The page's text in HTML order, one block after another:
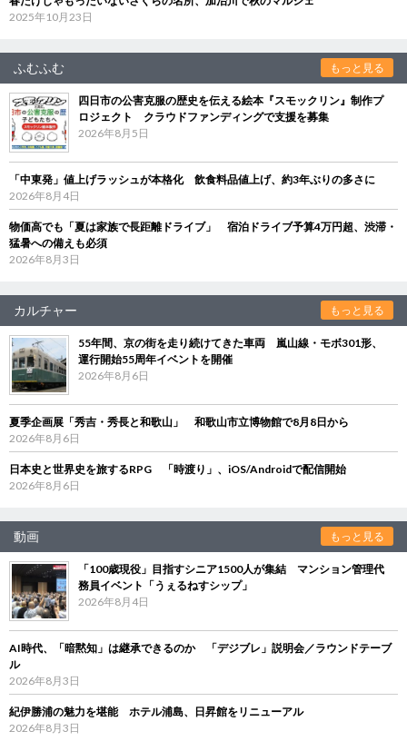
2025年10月23日
ふむふむ もっと見る
四日市の公害克服の歴史を伝える絵本『スモックリン』制作プ
ロジェクト クラウドファンディングで支援を募集
2026年8月5日
「中東発」値上げラッシュが本格化 飲食料品値上げ、約3年ぶりの多さに
2026年8月4日
物価高でも「夏は家族で長距離ドライブ」 宿泊ドライブ予算4万円超、渋滞・
猛暑への備えも必須
2026年8月3日
カルチャー もっと見る
55年間、京の街を走り続けてきた車両 嵐山線・モボ301形、
運行開始55周年イベントを開催
2026年8月6日
夏季企画展「秀吉・秀長と和歌山」 和歌山市立博物館で8月8日から
2026年8月6日
日本史と世界史を旅するRPG 「時渡り」、iOS/Androidで配信開始
2026年8月6日
動画 もっと見る
「100歳現役」目指すシニア1500人が集結 マンション管理代
務員イベント「うぇるねすシップ」
2026年8月4日
AI時代、「暗黙知」は継承できるのか 「デジブレ」説明会／ラウンドテーブ
ル
2026年8月3日
紀伊勝浦の魅力を堪能 ホテル浦島、日昇館をリニューアル
2026年8月3日